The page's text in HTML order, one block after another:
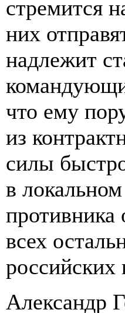
стремится
них
надлежит
что ему
из
силы
в
противника
всех
российских
Александр